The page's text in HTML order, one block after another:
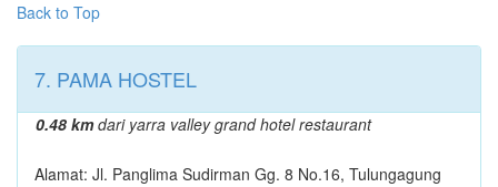
Back to Top
7. PAMA HOSTEL
0.48 kmdari yarra valley grand hotel restaurant
Alamat: Jl. Panglima Sudirman Gg. 8 No.16, Tulungagung